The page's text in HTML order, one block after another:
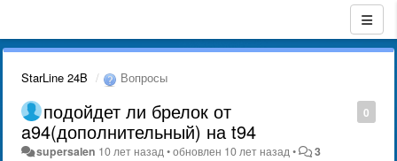
StarLine 24B Вопросы
0
подойдет ли брелок от
a94(дополнительный) на t94
supersalen 10 лет назад •обновлен 10 лет назад • 3